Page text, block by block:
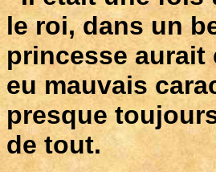
le roi, dans un
princesse
eu mauvais
presque
de tout.